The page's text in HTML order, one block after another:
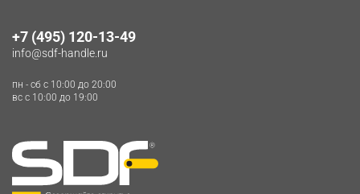
+7 (495) 120-13-49
info@sdf-handle.ru
пн - сб c 10:00 до 20:00
вс c 10:00 до 19:00